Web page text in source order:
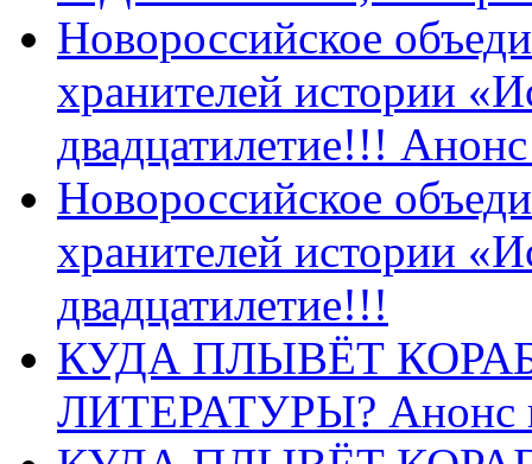
Новороссийское
хранителей истории
двадцатилетие!!!
Новороссийское
хранителей истории
двадцатилетие!!!
КУДА ПЛЫВЁТ
ЛИТЕРАТУРЫ? Анонс